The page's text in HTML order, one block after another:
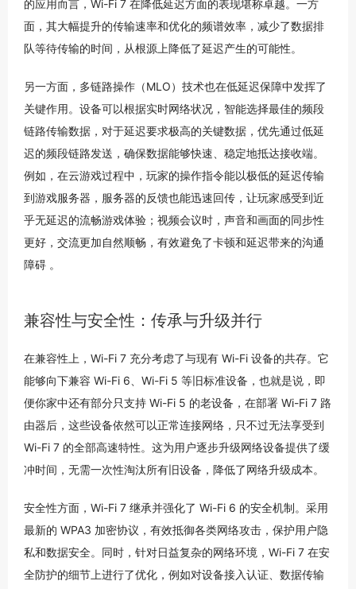
的应用而言，Wi-Fi 7 在降低延迟方面的表现堪称卓越。一方
面，其大幅提升的传输速率和优化的频谱效率，减少了数据排
队等待传输的时间，从根源上降低了延迟产生的可能性。
另一方面，多链路操作（MLO）技术也在低延迟保障中发挥了
关键作用。设备可以根据实时网络状况，智能选择最佳的频段
链路传输数据，对于延迟要求极高的关键数据，优先通过低延
迟的频段链路发送，确保数据能够快速、稳定地抵达接收端。
例如，在云游戏过程中，玩家的操作指令能以极低的延迟传输
到游戏服务器，服务器的反馈也能迅速回传，让玩家感受到近
乎无延迟的流畅游戏体验；视频会议时，声音和画面的同步性
更好，交流更加自然顺畅，有效避免了卡顿和延迟带来的沟通
障碍 。
兼容性与安全性：传承与升级并行
在兼容性上，Wi-Fi 7 充分考虑了与现有 Wi-Fi 设备的共存。它
能够向下兼容 Wi-Fi 6、Wi-Fi 5 等旧标准设备，也就是说，即
便你家中还有部分只支持 Wi-Fi 5 的老设备，在部署 Wi-Fi 7 路
由器后，这些设备依然可以正常连接网络，只不过无法享受到
Wi-Fi 7 的全部高速特性。这为用户逐步升级网络设备提供了缓
冲时间，无需一次性淘汰所有旧设备，降低了网络升级成本。
安全性方面，Wi-Fi 7 继承并强化了 Wi-Fi 6 的安全机制。采用
最新的 WPA3 加密协议，有效抵御各类网络攻击，保护用户隐
私和数据安全。同时，针对日益复杂的网络环境，Wi-Fi 7 在安
全防护的细节上进行了优化，例如对设备接入认证、数据传输